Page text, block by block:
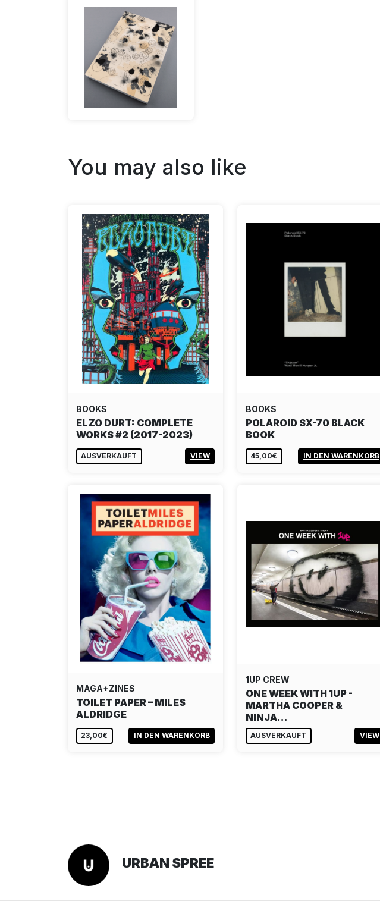
You may also like
BOOKS
ELZO DURT: COMPLETE
WORKS #2 (2017-2023)
AUSVERKAUFT VIEW
BOOKS
POLAROID SX-70 BLACK
BOOK
45,00€ IN DEN WARENKORB
MAGA+ZINES
TOILET PAPER – MILES
ALDRIDGE
23,00€ IN DEN WARENKORB
1UP CREW
ONE WEEK WITH 1UP -
MARTHA COOPER &
NINJA…
AUSVERKAUFT VIEW
URBAN SPREE